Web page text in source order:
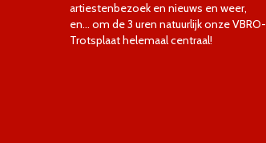
artiestenbezoek en nieuws en weer,
en… om de 3 uren natuurlijk onze VBRO-
Trotsplaat helemaal centraal!